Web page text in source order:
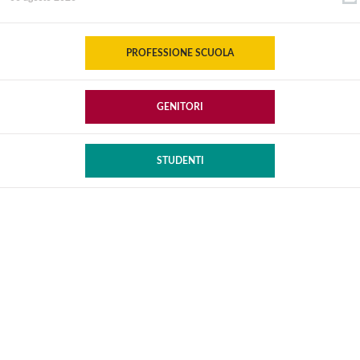
PROFESSIONE SCUOLA
GENITORI
STUDENTI